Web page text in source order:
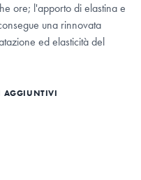
ore; l'apporto di elastina e
una rinnovata
ed elasticità del
AGGIUNTIVI